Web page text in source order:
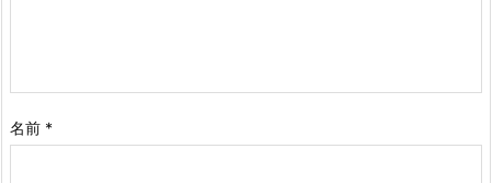
名前 *